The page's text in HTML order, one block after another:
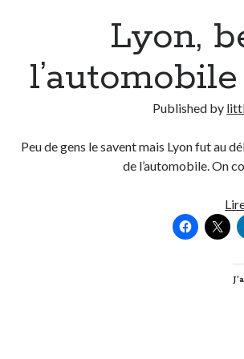
Lyon,
Published by
Peu de gens le savent mais Lyon fut au
de l’automobile. On